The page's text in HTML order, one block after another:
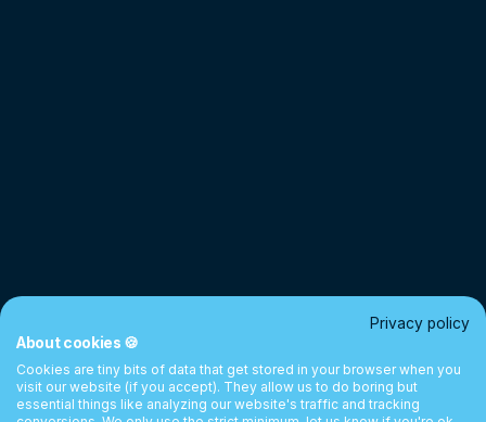
Privacy policy
About cookies 🍪
Cookies are tiny bits of data that get stored in your browser when you
visit our website (if you accept). They allow us to do boring but
essential things like analyzing our website's traffic and tracking